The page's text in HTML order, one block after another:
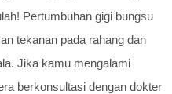
Pertumbuhan gigi bungsu
tekanan pada rahang dan
Jika kamu mengalami
berkonsultasi dengan dokter